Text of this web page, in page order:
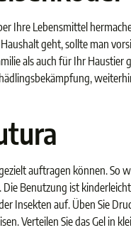
Ihre Lebensmittel
geht, sollte man
als auch für Ihr
auftragen können.
Benutzung ist
Insekten auf. Üben Sie
Verteilen Sie das Gel in